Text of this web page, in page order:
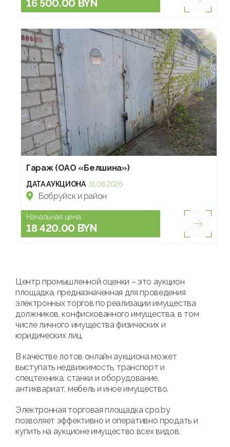
16 500.00 BYN
Гараж (ОАО «Белшина»)
ДАТА АУКЦИОНА 31.08.2026
Бобруйск и район
Начальная цена:
18 420.00 BYN
Центр промышленной оценки – это аукцион
площадка, предназначенная для проведения
электронных торгов по реализации имущества
должников, конфискованного имущества, в том
числе личного имущества физических и
юридических лиц.
В качестве лотов онлайн аукциона может
выступать недвижимость, транспорт и
спецтехника, станки и оборудование,
антиквариат, мебель и иное имущество.
Электронная торговая площадка cpo.by
позволяет эффективно и оперативно продать и
купить на аукционе имущество всех видов.